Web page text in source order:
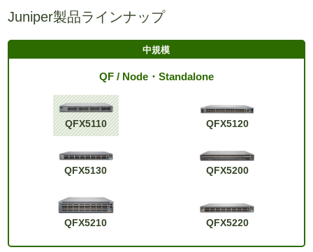
Juniper製品ラインナップ
QF / Node・Standalone
QFX5110 QFX5120
QFX5130 QFX5200
QFX5210 QFX5220